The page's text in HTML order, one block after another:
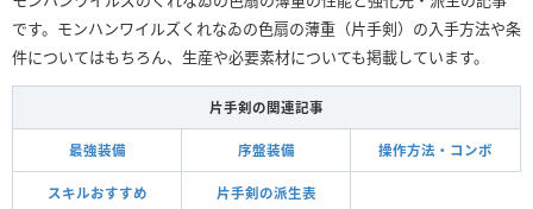
です。モンハンワイルズくれなゐの色扇の薄重（片手剣）の入手方法や条
件についてはもちろん、生産や必要素材についても掲載しています。
片手剣の関連記事
最強装備 序盤装備 操作方法・コンボ
スキルおすすめ 片手剣の派生表